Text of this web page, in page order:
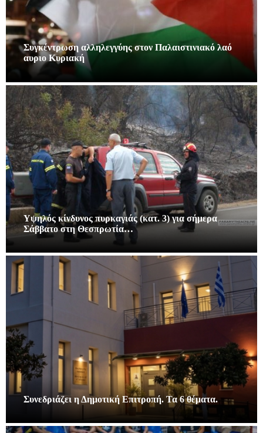
Συγκέντρωση αλληλεγγύης στον Παλαιστινιακό λαό
αυριο Κυριακή
Υψηλός κίνδυνος πυρκαγιάς (κατ. 3) για σήμερα
Σάββατο στη Θεσπρωτία…
Συνεδριάζει η Δημοτική Επιτροπή. Τα 6 θέματα.